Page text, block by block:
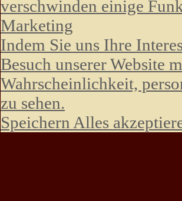
verschwinden einige
Marketing
Indem Sie uns Ihre
Besuch unserer Website
Wahrscheinlichkeit,
zu sehen.
Speichern Alles